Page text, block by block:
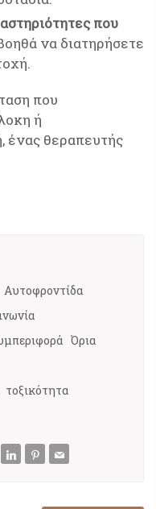
που
να διατηρήσετε
που
ή
ένας θεραπευτής
Αυτοφροντίδα
Όρια
τοξικότητα